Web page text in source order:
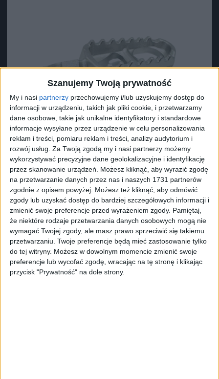
Szanujemy Twoją prywatność
My i nasi partnerzy przechowujemy i/lub uzyskujemy dostęp do
informacji w urządzeniu, takich jak pliki cookie, i przetwarzamy
dane osobowe, takie jak unikalne identyfikatory i standardowe
informacje wysyłane przez urządzenie w celu personalizowania
reklam i treści, pomiaru reklam i treści, analizy audytorium i
rozwój usług. Za Twoją zgodą my i nasi partnerzy możemy
wykorzystywać precyzyjne dane geolokalizacyjne i identyfikację
przez skanowanie urządzeń. Możesz kliknąć, aby wyrazić zgodę
na przetwarzanie danych przez nas i naszych 1731 partnerów
zgodnie z opisem powyżej. Możesz też kliknąć, aby odmówić
zgody lub uzyskać dostęp do bardziej szczegółowych informacji i
zmienić swoje preferencje przed wyrażeniem zgody. Pamiętaj,
że niektóre rodzaje przetwarzania danych osobowych mogą nie
wymagać Twojej zgody, ale masz prawo sprzeciwić się takiemu
przetwarzaniu. Twoje preferencje będą mieć zastosowanie tylko
do tej witryny. Możesz w dowolnym momencie zmienić swoje
preferencje lub wycofać zgodę, wracając na tę stronę i klikając
przycisk "Prywatność" na dole strony.
Surron Podnóżek prawy L1e X
68,81zł68,81zł
ZOBACZ WIĘCEJ